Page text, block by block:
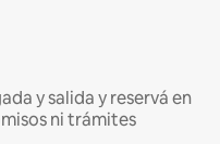
y salida y reservá en
ni trámites